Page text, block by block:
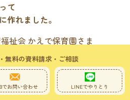
無料の資料請求・ご相談
でお問い合わせ LINEでやりとり
て
作れました。
祉会 かえで保育園さま